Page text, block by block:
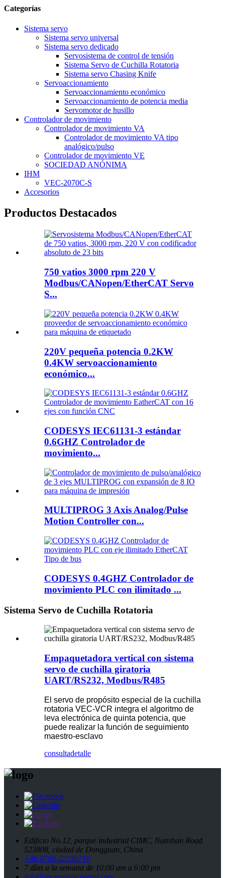
Categorías
Sistema servo
Sistema servo universal
Sistema servo dedicado
Servosistema de control de tensión
Sistema Servo de Cuchilla Rotatoria
Sistema servo Chasing Knife
Servoaccionamiento
Servoaccionamiento económico
Servoaccionamiento de potencia media
Servomotor de husillo
Controlador de movimiento
Controlador de movimiento VA
Controlador de movimiento VA tipo
analógico/pulso
Controlador de movimiento VE
SOCIEDAD ANÓNIMA
IHM
VEC-2070C-S
Accesorios
Productos Destacados
750 vatios 3000 rpm 220 V
Modbus/CANopen/EtherCAT Servo
S...
220V pequeña potencia 0.2KW
0.4KW servoaccionamiento
económico...
CODESYS IEC61131-3 estándar
0.6GHZ Controlador de
movimiento...
MULTIPROG 3 Axis Analog/Pulse
Motion Controller con...
CODESYS 0.4GHZ Controlador de
movimiento PLC con ilimitado ...
Sistema Servo de Cuchilla Rotatoria
Empaquetadora vertical con sistema
servo de cuchilla giratoria
UART/RS232, Modbus/R485
El servo de propósito especial de la cuchilla
rotatoria VEC-VCR integra el algoritmo de
leva electrónica de quinta potencia, que
puede realizar la función de seguimiento
maestro-esclavo
consultadetalle
Edificio No.12, parque industrial CIMC, Nanshan Road
523808, ciudad de Dongguan, China
+86 0769-22235716
7 días a la semana de 10:00 am a 6:00 pm